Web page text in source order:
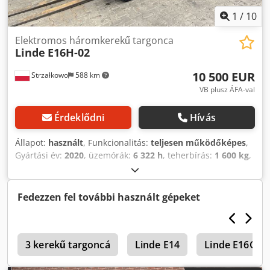
1 / 10
Strzałkowo 588 km
Elektromos háromkerekű targonca
Linde E16H-02
10 500 EUR
VB plusz ÁFA-val
Érdeklődni Hívás
Állapot: használt, Funkcionalitás: teljesen működőképes,
Gyártási év: 2020, üzemórák: 6 322 h, teherbírás: 1 600 kg,
4 625 mm, szabad emelés:
üzemanyagtípus:elektromos, oszlop típusa:triplex,
építési magasság:2 121 mm, hajtástípus:Elektro
elektromos targoncához ISO osztály: ISO 2. osztály = 1.000 -
2.500 kg Oszlop típusa: triplex Állapot: üzemképes és
teljesen működőképes Műszaki állapot: jó Akkumulátor
feszültség: 48V Djdpfx Aey U Sp Tenfjkr Oldalmozgató, 3.
szelep, fűtés,
Fedezzen fel további használt gépeket
3 kerekű targoncá Linde E14 Linde E16C